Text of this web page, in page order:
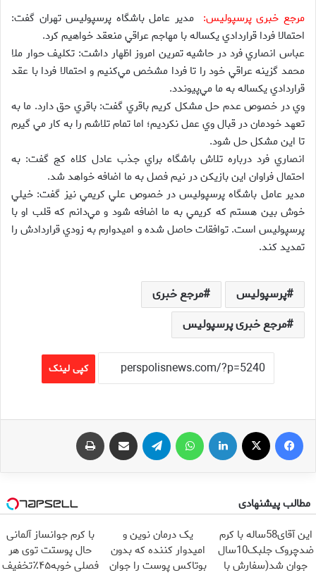
مرجع خبری پرسپولیس:مدير عامل باشگاه پرسپوليس تهران گفت:
احتمالا فردا قراردادي يكساله با مهاجم عراقي منعقد خواهيم كرد.
عباس انصاري فرد در حاشيه تمرين امروز اظهار داشت: تكليف حوار ملا
محمد گزينه عراقي خود را تا فردا مشخص مي‌كنيم و احتمالا فردا با عقد
قراردادي يكساله به ما مي‌پيوندد.
وي در خصوص عدم حل مشكل كريم باقري گفت: باقري حق دارد. ما به
تعهد خودمان در قبال وي عمل نكرديم؛ اما تمام تلاشم را به كار مي گيرم
تا اين مشكل حل شود.
انصاري فرد درباره تلاش باشگاه براي جذب عادل كلاه كج گفت: به
احتمال فراوان اين بازيكن در نيم فصل به ما اضافه خواهد شد.
مدير عامل باشگاه پرسپوليس در خصوص علي كريمي نيز گفت: خيلي
خوش بين هستم كه كريمي به ما اضافه شود و مي‌دانم كه قلب او با
پرسپوليس است. توافقات حاصل شده و اميدوارم به زودي قراردادش را
تمديد كند.
پرسپولیس
مرجع خبری
مرجع خبری پرسپولیس
کپی لینک
فیس بوک لینکدین تلگرام اشتراک گذاری از طریق ایمیل
مطالب پیشنهادی
این آقای58ساله با کرم
ضدچروک جلبک10سال
جوان شد(سفارش با
یک درمان نوین و
امیدوار کننده که بدون
بوتاکس پوست را جوان
با کرم جوانساز آلمانی
حال پوستت توی هر
فصلی خوبه۴۵٪تخفیف